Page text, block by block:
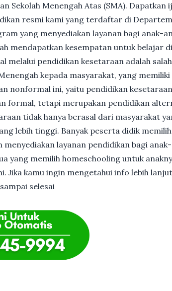
Sekolah Menengah Atas (SMA).
resmi kami yang terdaftar di
yang menyediakan layanan bagi anak-
mendapatkan kesempatan untuk belajar
melalui pendidikan kesetaraan adalah
kepada masyarakat, yang
nonformal ini, yaitu pendidikan
formal, tetapi merupakan pendidikan
tidak hanya berasal dari masyarakat
lebih tinggi. Banyak peserta didik
menyediakan layanan pendidikan bagi
yang memilih homeschooling untuk
Jika kamu ingin mengetahui info lebih
selesai